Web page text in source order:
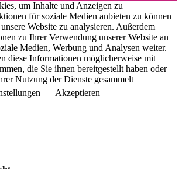
um Inhalte und Anzeigen zu
für soziale Medien anbieten zu können
Website zu analysieren. Außerdem
zu Ihrer Verwendung unserer Website an
Medien, Werbung und Analysen weiter.
diese Informationen möglicherweise mit
die Sie ihnen bereitgestellt haben oder
Nutzung der Dienste gesammelt
Akzeptieren